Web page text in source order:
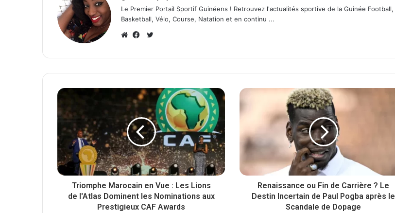
Le Premier Portail Sportif Guinéens ! Retrouvez l'actualités sportive de la Guinée Football,
Basketball, Vélo, Course, Natation et en continu ...
e
t
e
a
b
o
k
i
e
r
Triomphe Marocain en Vue : Les Lions
de l'Atlas Dominent les Nominations aux
Prestigieux CAF Awards
Renaissance ou Fin de Carrière ? Le
Destin Incertain de Paul Pogba après le
Scandale de Dopage